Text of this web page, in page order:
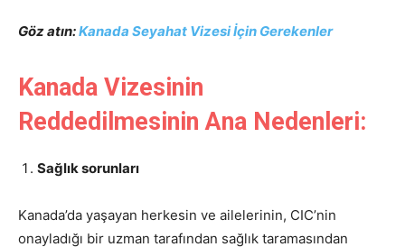
Göz atın:Kanada Seyahat Vizesi İçin Gerekenler
Kanada Vizesinin
Reddedilmesinin Ana Nedenleri:
Sağlık sorunları
Kanada’da yaşayan herkesin ve ailelerinin, CIC’nin
onayladığı bir uzman tarafından sağlık taramasından